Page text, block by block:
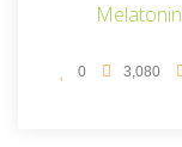
0 3,080